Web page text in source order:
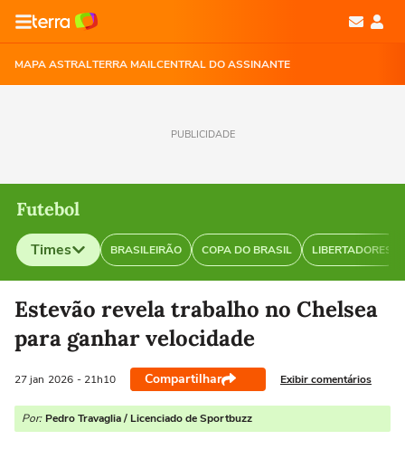
MAPA ASTRALTERRA MAILCENTRAL DO ASSINANTE
PUBLICIDADE
Futebol
Times BRASILEIRÃO COPA DO BRASIL LIBERTADORES
Selecione o time para ver as notícias
Estevão revela trabalho no Chelsea
para ganhar velocidade
27 jan 2026 - 21h10 Compartilhar Exibir comentários
Por: Pedro Travaglia / Licenciado de Sportbuzz